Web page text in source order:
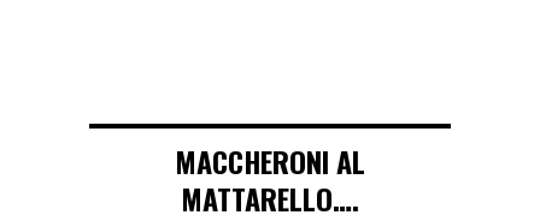
MACCHERONI AL
MATTARELLO….